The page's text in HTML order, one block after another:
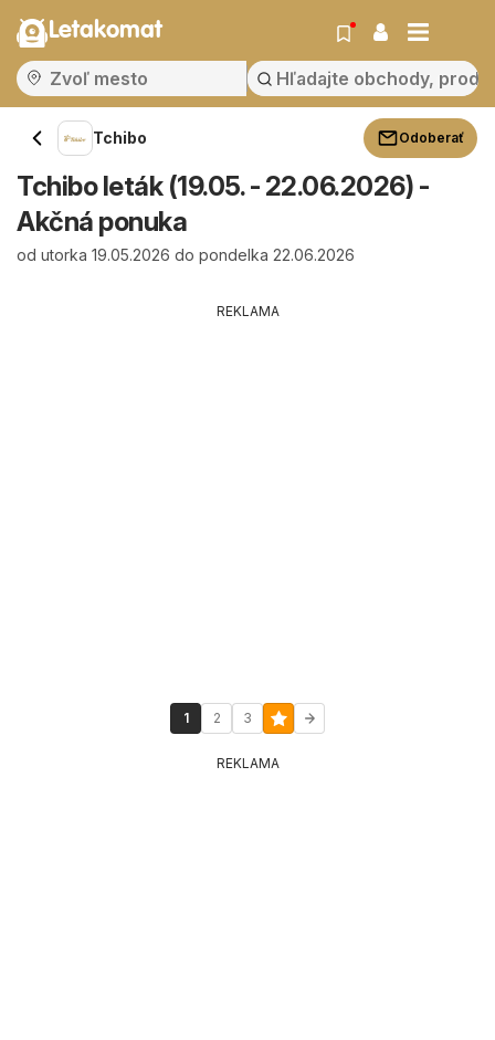
Letakomat
Tchibo Odoberať
Tchibo leták (19.05. - 22.06.2026) -
Akčná ponuka
od utorka 19.05.2026 do pondelka 22.06.2026
REKLAMA
1 2 3
REKLAMA